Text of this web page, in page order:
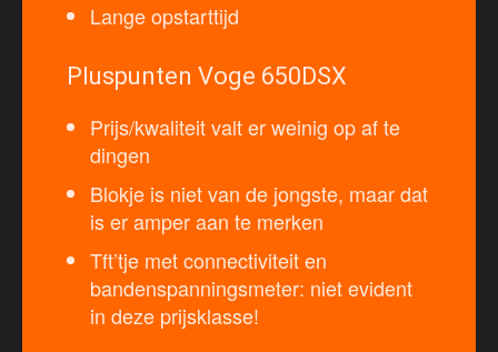
Lange opstarttijd
Pluspunten Voge 650DSX
Prijs/kwaliteit valt er weinig op af te
dingen
Blokje is niet van de jongste, maar dat
is er amper aan te merken
Tft’tje met connectiviteit en
bandenspanningsmeter: niet evident
in deze prijsklasse!